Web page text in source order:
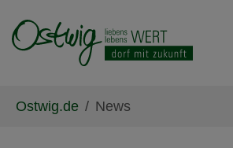
Ostwig.de News